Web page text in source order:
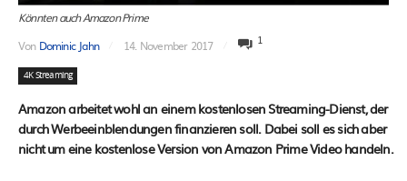
Könnten auch Amazon Prime
Von Dominic Jahn 14. November 2017 1
4K Streaming
Amazon arbeitet wohl an einem kostenlosen Streaming-Dienst, der
durch Werbeeinblendungen finanzieren soll. Dabei soll es sich aber
nicht um eine kostenlose Version von Amazon Prime Video handeln.